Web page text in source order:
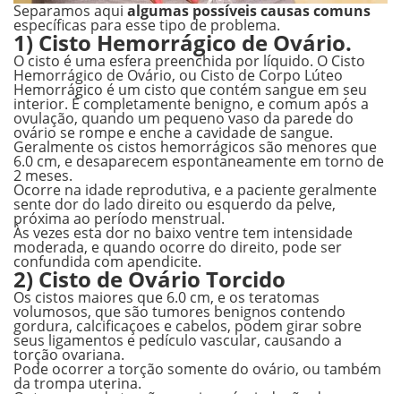
Separamos aqui algumas possíveis causas comuns
específicas para esse tipo de problema.
1) Cisto Hemorrágico de Ovário.
O cisto é uma esfera preenchida por líquido. O Cisto
Hemorrágico de Ovário, ou Cisto de Corpo Lúteo
Hemorrágico é um cisto que contém sangue em seu
interior. É completamente benigno, e comum após a
ovulação, quando um pequeno vaso da parede do
ovário se rompe e enche a cavidade de sangue.
Geralmente os cistos hemorrágicos são menores que
6.0 cm, e desaparecem espontaneamente em torno de
2 meses.
Ocorre na idade reprodutiva, e a paciente geralmente
sente dor do lado direito ou esquerdo da pelve,
próxima ao período menstrual.
Às vezes esta dor no baixo ventre tem intensidade
moderada, e quando ocorre do direito, pode ser
confundida com apendicite.
2) Cisto de Ovário Torcido
Os cistos maiores que 6.0 cm, e os teratomas
volumosos, que são tumores benignos contendo
gordura, calcificaçoes e cabelos, podem girar sobre
seus ligamentos e pedículo vascular, causando a
torção ovariana.
Pode ocorrer a torção somente do ovário, ou também
da trompa uterina.